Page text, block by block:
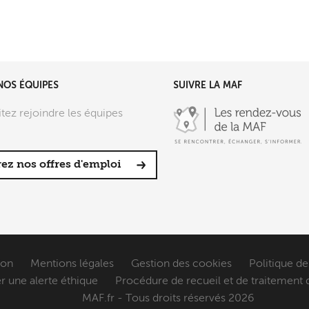
vos Options
ÉQUIPES
rejoindre les équipes
nos offres d'emploi
SUIVRE LA MAF
Mentions légales Gestion des cookies
Politique
une alerte éthique
Procédure de recueil et de traitement
MAF.fr - Tous droits réservés 2026